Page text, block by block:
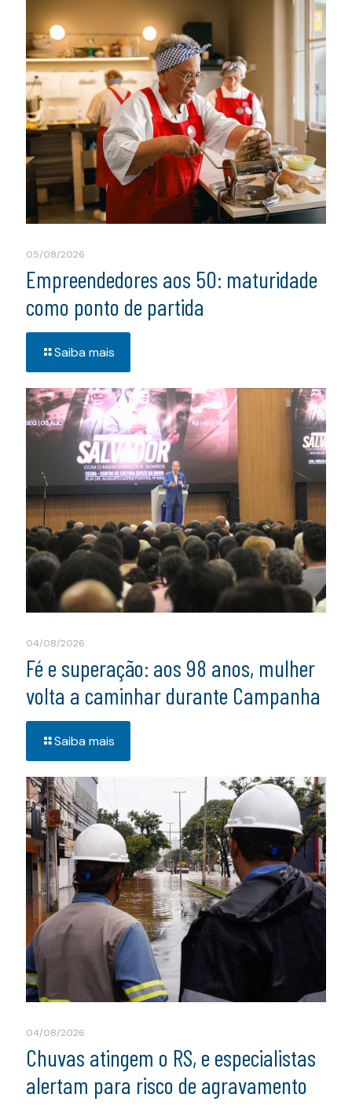
05/08/2026
Empreendedores aos 50: maturidade
como ponto de partida
Saiba mais
04/08/2026
Fé e superação: aos 98 anos, mulher
volta a caminhar durante Campanha
Saiba mais
04/08/2026
Chuvas atingem o RS, e especialistas
alertam para risco de agravamento